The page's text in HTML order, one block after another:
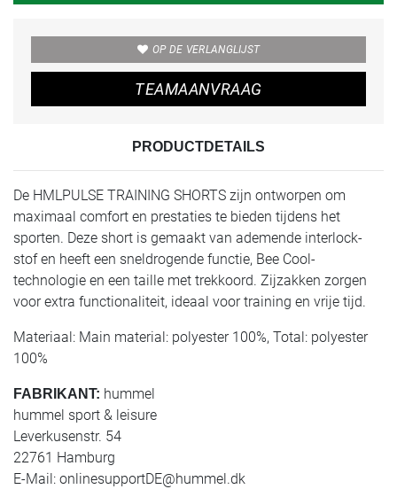
OP DE VERLANGLIJST
TEAMAANVRAAG
PRODUCTDETAILS
De HMLPULSE TRAINING SHORTS zijn ontworpen om
maximaal comfort en prestaties te bieden tijdens het
sporten. Deze short is gemaakt van ademende interlock-
stof en heeft een sneldrogende functie, Bee Cool-
technologie en een taille met trekkoord. Zijzakken zorgen
voor extra functionaliteit, ideaal voor training en vrije tijd.
Materiaal: Main material: polyester 100%, Total: polyester
100%
FABRIKANT: hummel
hummel sport & leisure
Leverkusenstr. 54
22761 Hamburg
E-Mail: onlinesupportDE@hummel.dk